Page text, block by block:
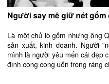
Người say mê giữ nét gốm
Là một chủ lò gốm nhưng ông
sản xuất, kinh doanh. Người
mình là người yêu mến cái đẹp
đình cong cong uốn trong ráng